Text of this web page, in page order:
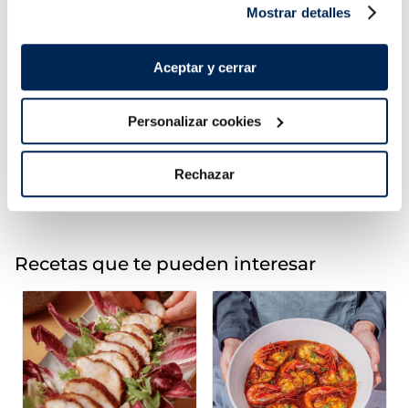
Mostrar detalles
Aceptar y cerrar
Personalizar cookies
Rechazar
1,99 € Bossa 600g
Pèsols extrafins
Premium
3,99 €
Bossa 1 kg
Recetas que te pueden interesar